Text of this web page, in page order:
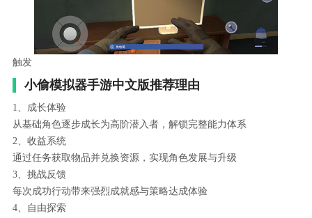
触发
小偷模拟器手游中文版推荐理由
1、成长体验
从基础角色逐步成长为高阶潜入者，解锁完整能力体系
2、收益系统
通过任务获取物品并兑换资源，实现角色发展与升级
3、挑战反馈
每次成功行动带来强烈成就感与策略达成体验
4、自由探索